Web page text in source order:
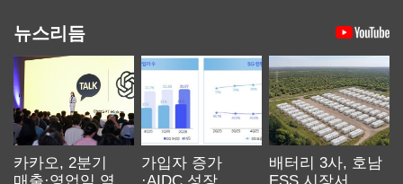
뉴스리듬
카카오, 2분기
가입자 증가
배터리 3사, 호남